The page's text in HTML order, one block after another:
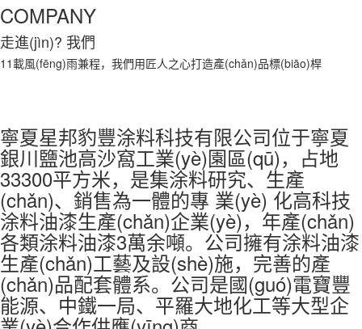
COMPANY
走進(jìn)? 我們
11載風(fēng)雨兼程，我們用匠人之心打造產(chǎn)品標(biāo)桿
寧夏星邦豹豐涂料科技有限公司位于寧夏
銀川鹽池高沙窩工業(yè)園區(qū)，占地
33300平方米，是集涂料研究、生產
(chǎn)、銷售為一體的專 業(yè) 化高科技
涂料油漆生產(chǎn)企業(yè)，年產(chǎn)
各類涂料油漆3萬余噸。公司擁有涂料油漆
生產(chǎn)工藝及設(shè)施，完善的產
(chǎn)品配套體系。公司是國(guó)電寶豐
能源、中鐵一局、平羅大地化工等大型企